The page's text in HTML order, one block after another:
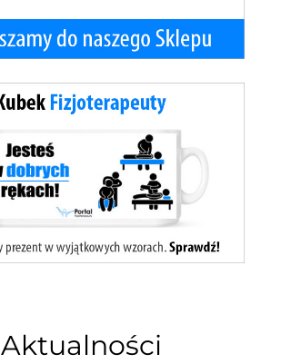
Aktualności